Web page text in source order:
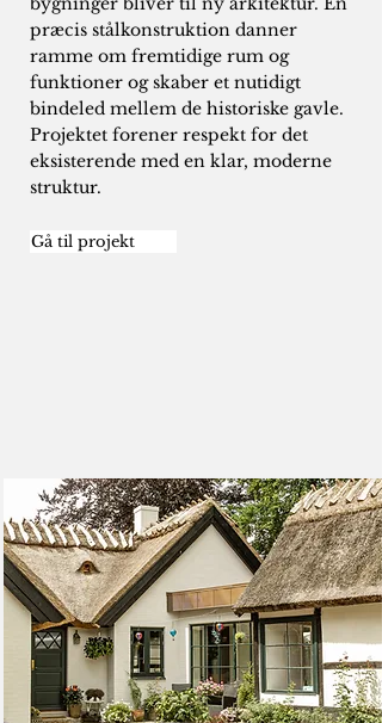
præcis stålkonstruktion danner
ramme om fremtidige rum og
funktioner og skaber et nutidigt
bindeled mellem de historiske gavle.
Projektet forener respekt for det
eksisterende med en klar, moderne
struktur.
Gå til projekt